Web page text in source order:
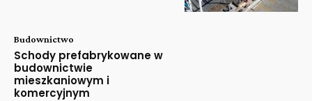
Budownictwo
Schody prefabrykowane w
budownictwie
mieszkaniowym i
komercyjnym